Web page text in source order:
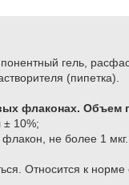
гель,
(пипетка).
флаконах. Объем
± 10%;
не более 1 мкг.
Относится к норме